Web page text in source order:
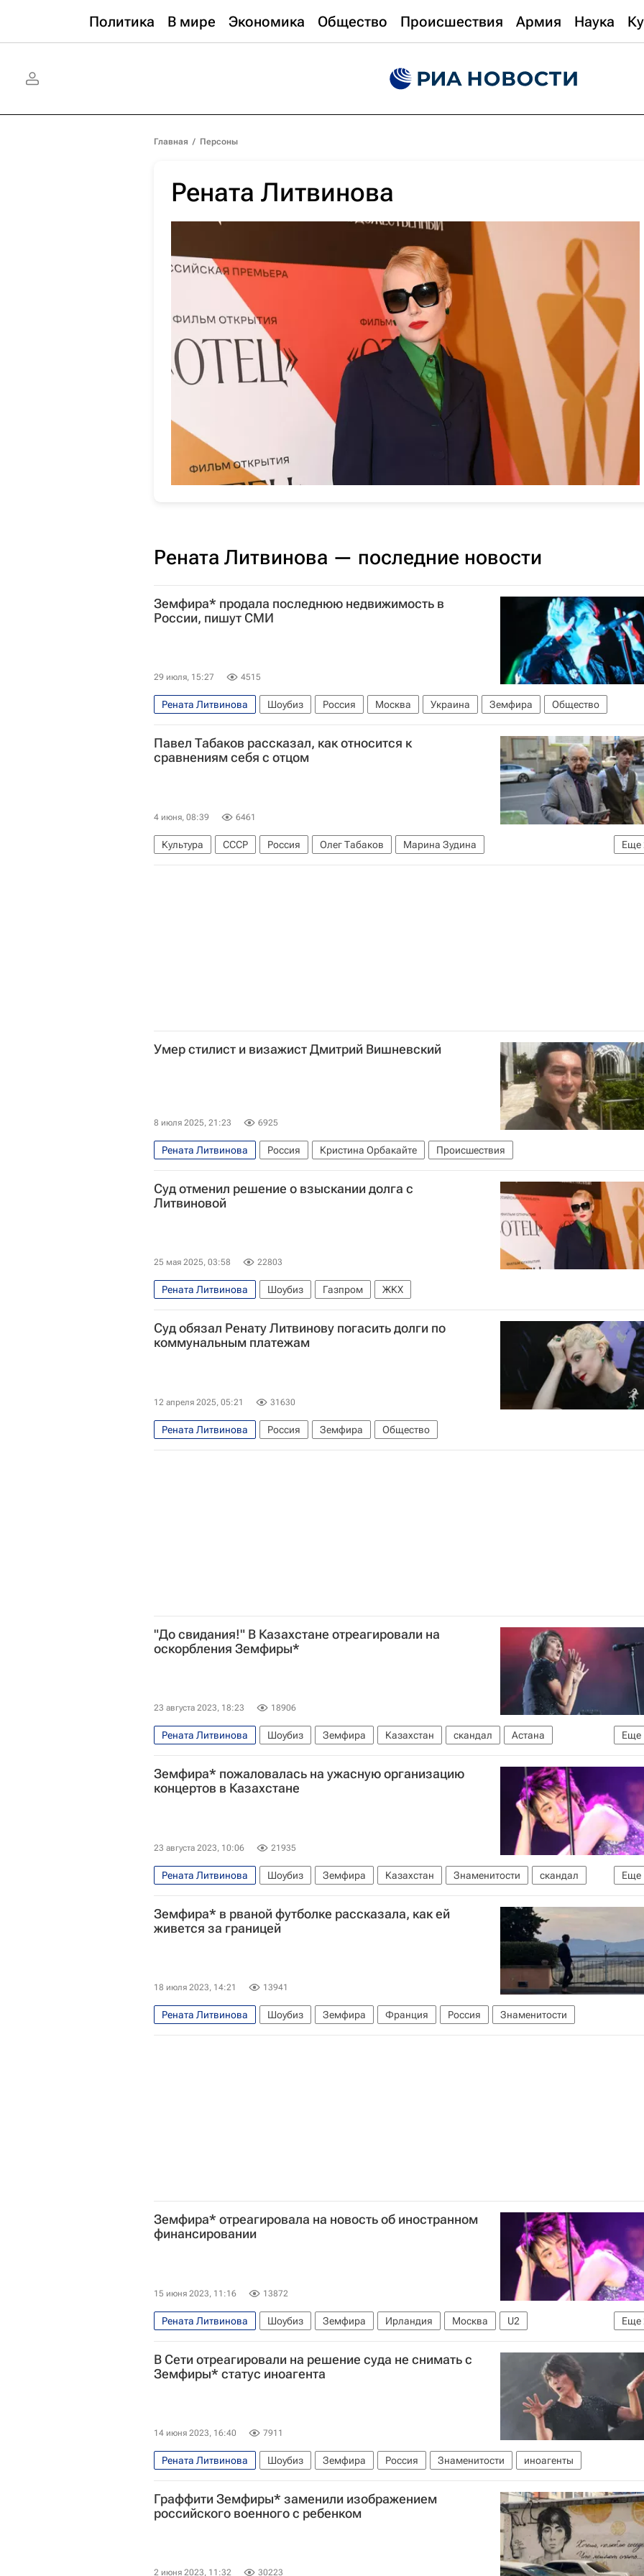
Политика В мире Экономика Общество Происшествия Армия Наука
Главная / Персоны
Рената Литвинова
Рената Литвинова — последние новости
Земфира* продала последнюю недвижимость в
России, пишут СМИ
29 июля, 15:27 4515
Рената Литвинова Шоубиз Россия Москва Украина Земфира Общество
Павел Табаков рассказал, как относится к
сравнениям себя с отцом
4 июня, 08:39 6461
Еще
Культура СССР Россия Олег Табаков
Марина Зудина
МХТ имени А.П. Чехова
Константин Богомолов
Умер стилист и визажист Дмитрий Вишневский
8 июля 2025, 21:23 6925
Рената Литвинова Россия Кристина Орбакайте Происшествия
Суд отменил решение о взыскании долга с
Литвиновой
25 мая 2025, 03:58 22803
Рената Литвинова Шоубиз Газпром ЖКХ
Суд обязал Ренату Литвинову погасить долги по
коммунальным платежам
12 апреля 2025, 05:21 31630
Рената Литвинова Россия Земфира Общество
"До свидания!" В Казахстане отреагировали на
оскорбления Земфиры*
23 августа 2023, 18:23 18906
Еще
Рената Литвинова Шоубиз Земфира Казахстан скандал
Астана
Украина
Земфира* пожаловалась на ужасную организацию
концертов в Казахстане
23 августа 2023, 10:06 21935
Еще
Рената Литвинова Шоубиз Земфира Казахстан Знаменитости
скандал
Украина
Земфира* в рваной футболке рассказала, как ей
живется за границей
18 июля 2023, 14:21 13941
Рената Литвинова Шоубиз Земфира Франция Россия Знаменитости
Земфира* отреагировала на новость об иностранном
финансировании
15 июня 2023, 11:16 13872
Еще
Рената Литвинова Шоубиз Земфира Ирландия Москва
U2
Знаменитости
иноагенты
В Сети отреагировали на решение суда не снимать с
Земфиры* статус иноагента
14 июня 2023, 16:40 7911
Рената Литвинова Шоубиз Земфира Россия Знаменитости иноагенты
Граффити Земфиры* заменили изображением
российского военного с ребенком
2 июня 2023, 11:32 30223